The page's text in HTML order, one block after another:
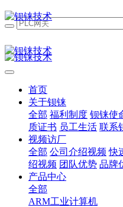
首页
关于钡铼
全部 福利制度 钡铼使
质证书 员工生活 联系
视频访厂
全部 公司介绍视频 快
绍视频 团队优势 品牌
产品中心
全部
ARM工业计算机